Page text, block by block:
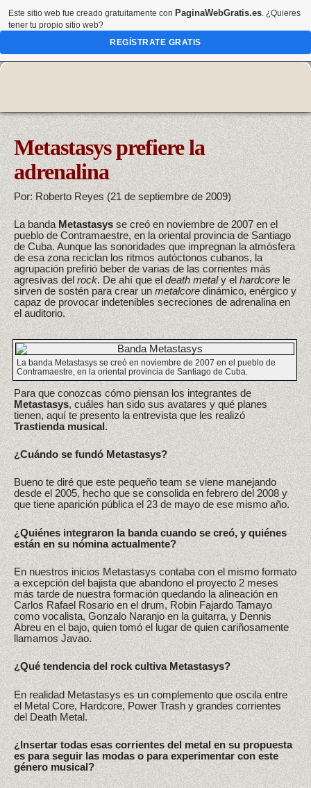
Metastasys prefiere la
adrenalina
Por: Roberto Reyes (21 de septiembre de 2009)
La bandaMetastasysse creó en noviembre de 2007 en el
pueblo de Contramaestre, en la oriental provincia de Santiago
de Cuba. Aunque las sonoridades que impregnan la atmósfera
de esa zona reciclan los ritmos autóctonos cubanos, la
agrupación prefirió beber de varias de las corrientes más
agresivas delrock. De ahí que eldeath metaly elhardcorele
sirven de sostén para crear unmetalcoredinámico, enérgico y
capaz de provocar indetenibles secreciones de adrenalina en
el auditorio.
La banda Metastasys se creó en noviembre de 2007 en el pueblo de
Contramaestre, en la oriental provincia de Santiago de Cuba.
Para que conozcas cómo piensan los integrantes de
Metastasys, cuáles han sido sus avatares y qué planes
tienen, aquí te presento la entrevista que les realizó
Trastienda musical.
¿Cuándo se fundó Metastasys?
Bueno te diré que este pequeño team se viene manejando
desde el 2005, hecho que se consolida en febrero del 2008 y
que tiene aparición pública el 23 de mayo de ese mismo año.
¿Quiénes integraron la banda cuando se creó, y quiénes
están en su nómina actualmente?
En nuestros inicios Metastasys contaba con el mismo formato
a excepción del bajista que abandono el proyecto 2 meses
más tarde de nuestra formación quedando la alineación en
Carlos Rafael Rosario en el drum, Robin Fajardo Tamayo
como vocalista, Gonzalo Naranjo en la guitarra, y Dennis
Abreu en el bajo, quien tomó el lugar de quien cariñosamente
llamamos Javao.
¿Qué tendencia del rock cultiva Metastasys?
En realidad Metastasys es un complemento que oscila entre
el Metal Core, Hardcore, Power Trash y grandes corrientes
del Death Metal.
¿Insertar todas esas corrientes del metal en su propuesta
es para seguir las modas o para experimentar con este
género musical?
Este sitio web fue creado gratuitamente con PaginaWebGratis.es. ¿Quieres
tener tu propio sitio web?
REGÍSTRATE GRATIS